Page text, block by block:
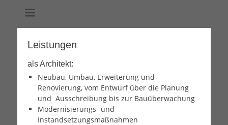
Sachverständiger für Schäden an Gebäuden
Leistungen
als Architekt:
Neubau, Umbau, Erweiterung und
Renovierung, vom Entwurf über die Planung
und Ausschreibung bis zur Bauüberwachung
Modernisierungs- und
Instandsetzungsmaßnahmen